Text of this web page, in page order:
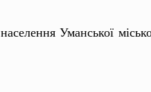
Уманської